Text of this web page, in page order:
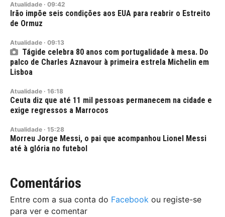
Atualidade · 09:42
Irão impõe seis condições aos EUA para reabrir o Estreito
de Ormuz
Atualidade · 09:13
Tágide celebra 80 anos com portugalidade à mesa. Do
palco de Charles Aznavour à primeira estrela Michelin em
Lisboa
Atualidade · 16:18
Ceuta diz que até 11 mil pessoas permanecem na cidade e
exige regressos a Marrocos
Atualidade · 15:28
Morreu Jorge Messi, o pai que acompanhou Lionel Messi
até à glória no futebol
Comentários
Entre com a sua conta do Facebook ou registe-se
para ver e comentar